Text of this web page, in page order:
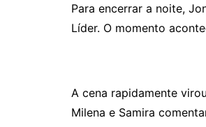
Para encerrar a noite,
Líder. O momento
A cena rapidamente
Milena e Samira